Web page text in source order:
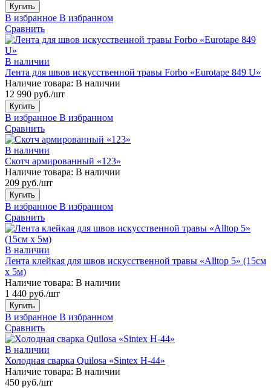
Купить
В избранное В избранном
Сравнить
В наличии
Лента для швов искусственной травы Forbo «Eurotape 849 U»
Наличие товара: В наличии
12 990 руб./шт
Купить
В избранное В избранном
Сравнить
В наличии
Скотч армированный «123»
Наличие товара: В наличии
209 руб./шт
Купить
В избранное В избранном
Сравнить
В наличии
Лента клейкая для швов искусственной травы «Alltop 5» (15см
х 5м)
Наличие товара: В наличии
1 440 руб./шт
Купить
В избранное В избранном
Сравнить
В наличии
Холодная сварка Quilosa «Sintex H-44»
Наличие товара: В наличии
450 руб./шт